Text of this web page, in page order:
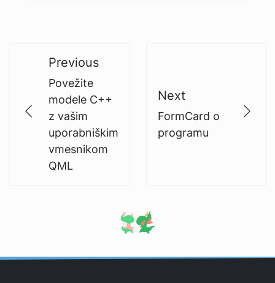
Previous
Povežite
modele C++
z vašim
uporabniškim
vmesnikom
QML
Next
FormCard o
programu